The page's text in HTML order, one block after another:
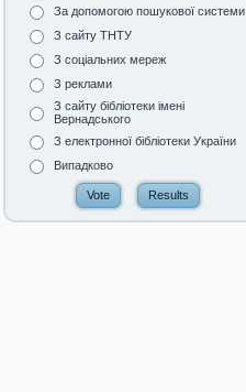
За допомогою пошукової системи
З сайту ТНТУ
З соціальних мереж
З реклами
З сайту бібліотеки імені
Вернадського
З електронної бібліотеки України
Випадково